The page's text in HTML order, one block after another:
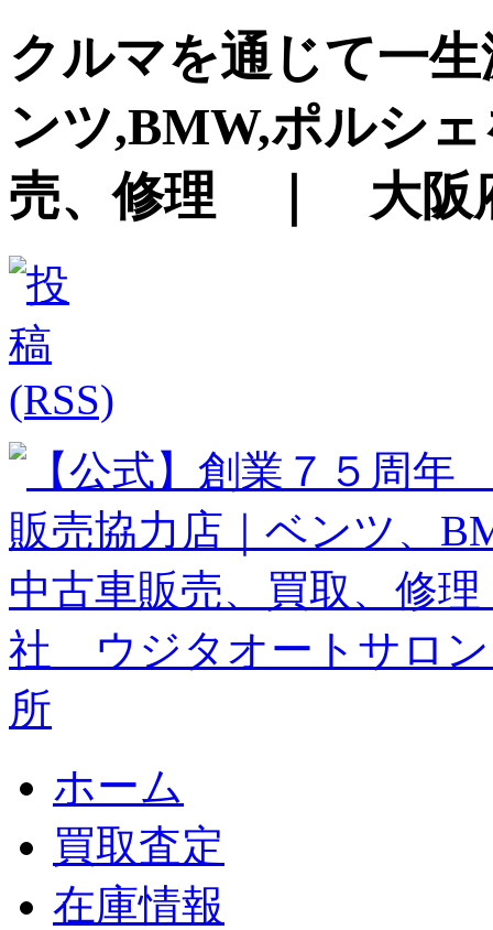
クルマを通じて一
ンツ,BMW,ポルシ
売、修理 ｜ 大阪
ホーム
買取査定
在庫情報